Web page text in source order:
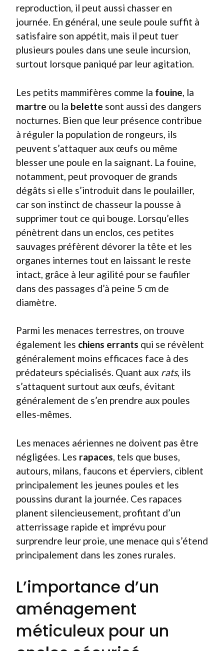
reproduction, il peut aussi chasser en
journée. En général, une seule poule suffit à
satisfaire son appétit, mais il peut tuer
plusieurs poules dans une seule incursion,
surtout lorsque paniqué par leur agitation.
Les petits mammifères comme la fouine , la
martre ou la belette sont aussi des dangers
nocturnes. Bien que leur présence contribue
à réguler la population de rongeurs, ils
peuvent s’attaquer aux œufs ou même
blesser une poule en la saignant. La fouine,
notamment, peut provoquer de grands
dégâts si elle s’introduit dans le poulailler,
car son instinct de chasseur la pousse à
supprimer tout ce qui bouge. Lorsqu’elles
pénètrent dans un enclos, ces petites
sauvages préfèrent dévorer la tête et les
organes internes tout en laissant le reste
intact, grâce à leur agilité pour se faufiler
dans des passages d’à peine 5 cm de
diamètre.
Parmi les menaces terrestres, on trouve
également les chiens errants qui se révèlent
généralement moins efficaces face à des
prédateurs spécialisés. Quant aux rats, ils
s’attaquent surtout aux œufs, évitant
généralement de s’en prendre aux poules
elles-mêmes.
Les menaces aériennes ne doivent pas être
négligées. Les rapaces , tels que buses,
autours, milans, faucons et éperviers, ciblent
principalement les jeunes poules et les
poussins durant la journée. Ces rapaces
planent silencieusement, profitant d’un
atterrissage rapide et imprévu pour
surprendre leur proie, une menace qui s’étend
principalement dans les zones rurales.
L’importance d’un
aménagement
méticuleux pour un